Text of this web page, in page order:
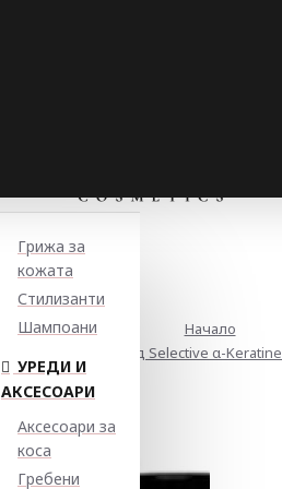
Грижа за
кожата
Стилизанти
Шампоани
УРЕДИ И
АКСЕСОАРИ
Аксесоари за
коса
Гребени
Начало
Изправящ флуид Selective α-